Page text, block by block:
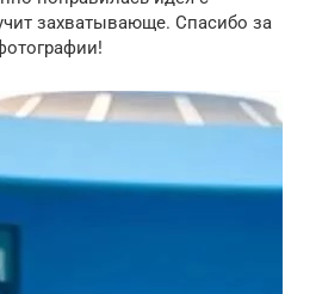
захватывающе. Спасибо за